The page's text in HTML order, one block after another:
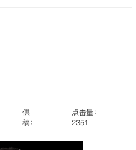
供
稿：
点击量：
2351